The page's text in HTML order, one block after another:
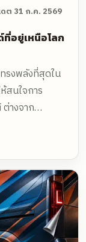
ดต 31 ก.ค. 2569
อยู่เหนือโลก
รงพลังที่สุดใน
สนใจการ
างจาก
พบว่าคน
ดจำข้อความได้
ง 19% ขณะที่
ที่เพียง 0.04–